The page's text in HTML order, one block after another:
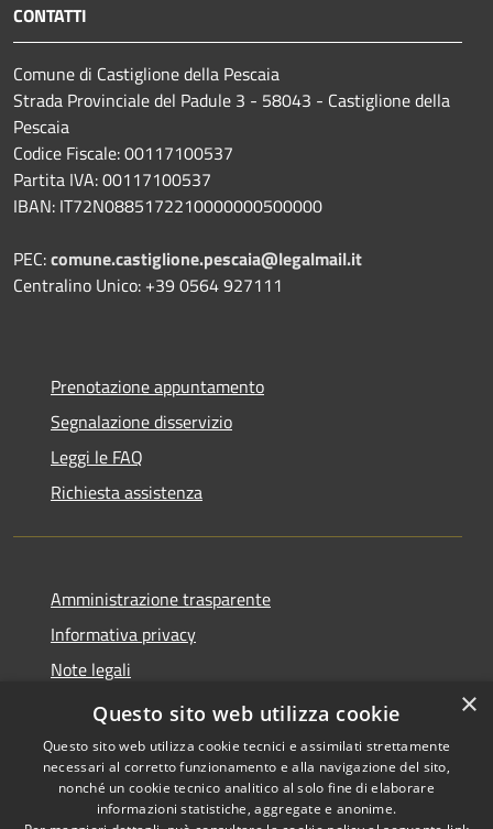
CONTATTI
Comune di Castiglione della Pescaia
Strada Provinciale del Padule 3 - 58043 - Castiglione della
Pescaia
Codice Fiscale: 00117100537
Partita IVA: 00117100537
IBAN: IT72N0885172210000000500000
PEC:comune.castiglione.pescaia@legalmail.it
Centralino Unico: +39 0564 927111
Prenotazione appuntamento
Segnalazione disservizio
Leggi le FAQ
Richiesta assistenza
Amministrazione trasparente
Informativa privacy
Note legali
Dichiarazione di accessibilità
Copyright © 2026 • Comune di
×
Questo sito web utilizza cookie
Questo sito web utilizza cookie tecnici e assimilati strettamente
necessari al corretto funzionamento e alla navigazione del sito,
nonché un cookie tecnico analitico al solo fine di elaborare
informazioni statistiche, aggregate e anonime.